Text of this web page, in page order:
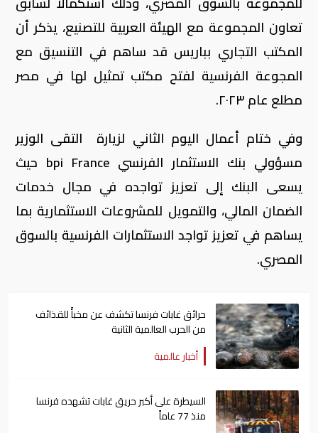
تعاون المجموعة مع الهيئة العربية للتصنيع، يذكر أن
المكتب التجاري بباريس قد ساهم في التنسيق مع
المجوعة الفرنسية لفتح مكتب تمثيل لها في مصر
مطلع عام ٢٠٢٣.
وفي ختام أعمال اليوم الثاني لزيارة التقى الوزير
مسؤولي بنك الاستثمار الفرنسي bpi France حيث
يسعى البنك إلى تعزيز تواجده في مجال خدمات
الضمان المالي، والتمويل للمشروعات الاستثمارية بما
يساهم في تعزيز تواجد الاستثمارات الفرنسية بالسوق
المصري.
حرائق غابات فرنسا تكشف عن مخبأً للقذائف
من الحرب العالمية الثانية
أخبار عالمية
السيطرة على أكبر حريق غابات تشهده فرنسا
منذ 77 عاماً